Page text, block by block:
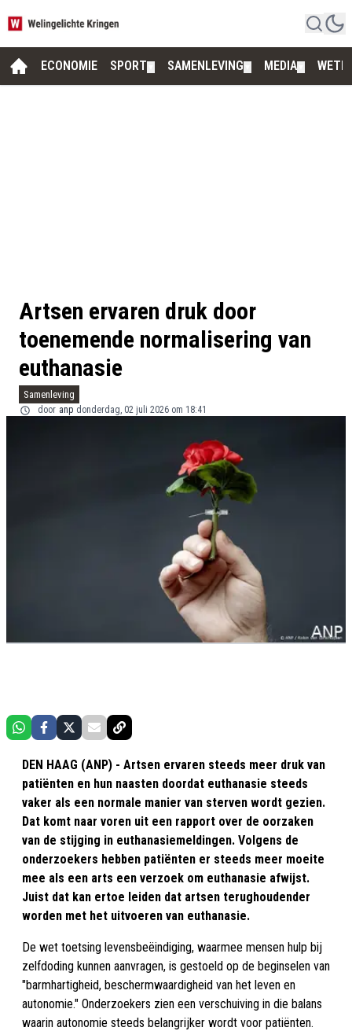
ECONOMIE SPORT SAMENLEVING MEDIA
Artsen ervaren druk door
toenemende normalisering van
euthanasie
Samenleving
door anp donderdag, 02 juli 2026 om 18:41
DEN HAAG (ANP) - Artsen ervaren steeds meer druk van
patiënten en hun naasten doordat euthanasie steeds
vaker als een normale manier van sterven wordt gezien.
Dat komt naar voren uit een rapport over de oorzaken
van de stijging in euthanasiemeldingen. Volgens de
onderzoekers hebben patiënten er steeds meer moeite
mee als een arts een verzoek om euthanasie afwijst.
Juist dat kan ertoe leiden dat artsen terughoudender
worden met het uitvoeren van euthanasie.
De wet toetsing levensbeëindiging, waarmee mensen hulp bij
zelfdoding kunnen aanvragen, is gestoeld op de beginselen van
"barmhartigheid, beschermwaardigheid van het leven en
autonomie." Onderzoekers zien een verschuiving in die balans
waarin autonomie steeds belangrijker wordt voor patiënten.